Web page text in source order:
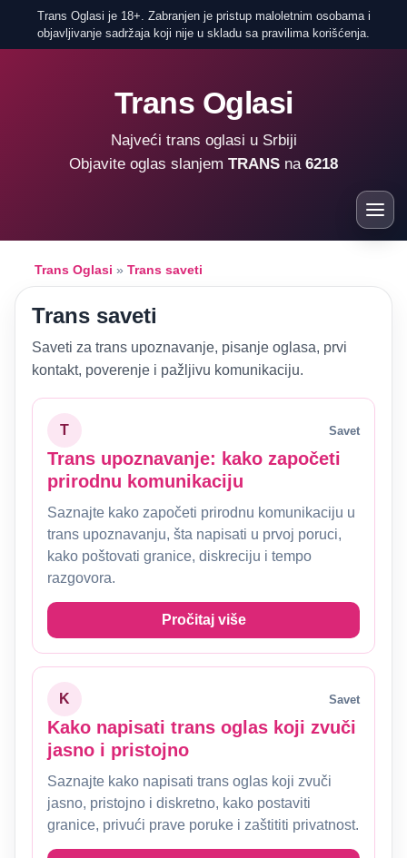
Trans Oglasi je 18+. Zabranjen je pristup maloletnim osobama i
objavljivanje sadržaja koji nije u skladu sa pravilima korišćenja.
Trans Oglasi
Najveći trans oglasi u Srbiji
Objavite oglas slanjem TRANS na 6218
Trans Oglasi » Trans saveti
Trans saveti
Saveti za trans upoznavanje, pisanje oglasa, prvi
kontakt, poverenje i pažljivu komunikaciju.
T Savet
Trans upoznavanje: kako započeti
prirodnu komunikaciju
Saznajte kako započeti prirodnu komunikaciju u
trans upoznavanju, šta napisati u prvoj poruci,
kako poštovati granice, diskreciju i tempo
razgovora.
Pročitaj više
K Savet
Kako napisati trans oglas koji zvuči
jasno i pristojno
Saznajte kako napisati trans oglas koji zvuči
jasno, pristojno i diskretno, kako postaviti
granice, privući prave poruke i zaštititi privatnost.